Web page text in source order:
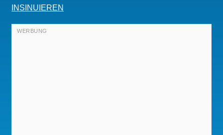
INSINUIEREN